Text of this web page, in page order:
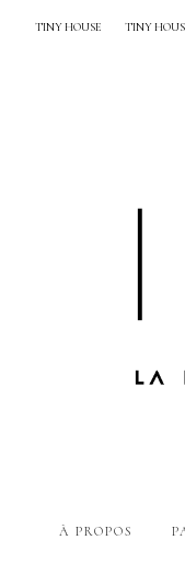
TINY HOUSE TINY
À PROPOS